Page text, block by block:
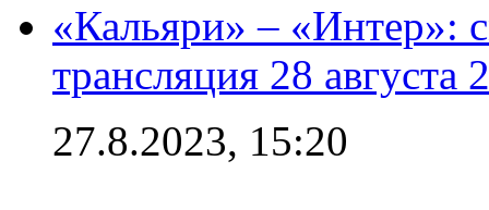
«Кальяри» – «Интер»:
трансляция 28 августа
27.8.2023, 15:20